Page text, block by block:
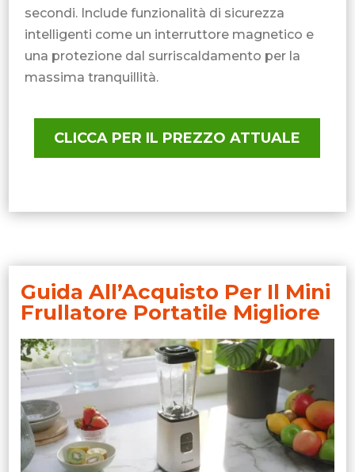
secondi. Include funzionalità di sicurezza
intelligenti come un interruttore magnetico e
una protezione dal surriscaldamento per la
massima tranquillità.
CLICCA PER IL PREZZO ATTUALE
Guida All’Acquisto Per Il Mini
Frullatore Portatile Migliore